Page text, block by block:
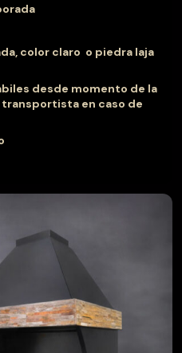
color claro o piedra laja
desde momento de la
en caso de